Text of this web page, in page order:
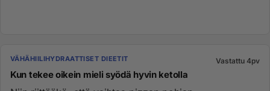
VÄHÄHIILIHYDRAATTISET DIEETIT Vastattu 4pv
Kun tekee oikein mieli syödä hyvin ketolla